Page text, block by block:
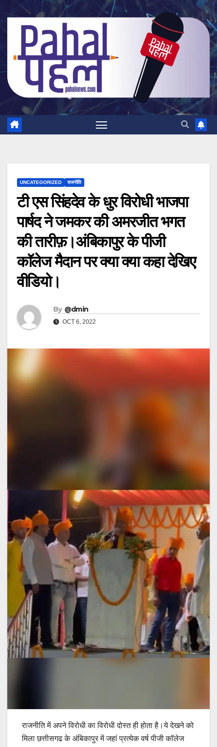
to
UNCATEGORIZED राजनीति
टी एस सिंहदेव के धुर विरोधी भाजपा
पार्षद ने जमकर की अमरजीत भगत
की तारीफ़।अंबिकापुर के पीजी
काॅलेज मैदान पर क्या क्या कहा देखिए
वीडियो।
By @dmin
OCT 6, 2022
राजनीति में अपने विरोधी का विरोधी दोस्त ही होता है।ये देखने को
मिला छत्तीसगढ के अंबिकापुर में जहां प्रत्येक वर्ष पीजी काॅलेज